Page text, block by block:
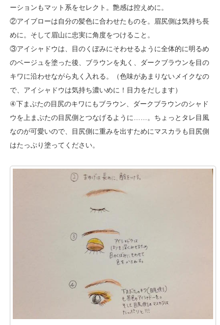
ーションもマット系をセレクト。艶感は控えめに。
②アイブローは自分の髪色に合わせたものを。眉尻側は気持ち長
めに。そして眉山に忠実に角度をつけること。
③アイシャドウは、目のくぼみにそわせるように全体的に明るめ
のベージュを塗った後、ブラウンを丸く、ダークブラウンを目の
キワに沿わせながら丸く入れる。（色味があまりないメイクなの
で、アイシャドウは気持ち濃いめに！目力をだします）
④下まぶたの目尻のキワにもブラウン、ダークブラウンのシャド
ウを上まぶたの目尻側とつなげるように……。ちょっとタレ目風
なのが可愛いので、目尻側に重みを出すためにマスカラも目尻側
はたっぷり塗ってください。